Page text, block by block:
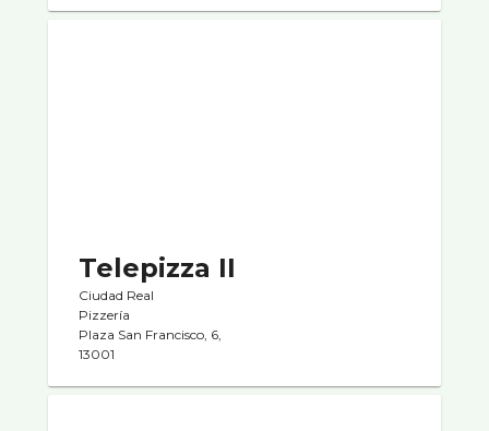
Telepizza II
Ciudad Real
Pizzerí­a
Plaza San Francisco, 6,
13001